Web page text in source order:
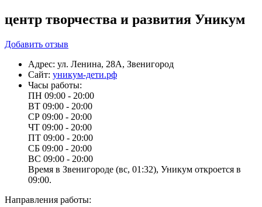
центр творчества и развития Уникум
Добавить отзыв
Адрес: ул. Ленина, 28А, Звенигород
Сайт: уникум-дети.рф
Часы работы:
ПН 09:00 - 20:00
ВТ 09:00 - 20:00
СР 09:00 - 20:00
ЧТ 09:00 - 20:00
ПТ 09:00 - 20:00
СБ 09:00 - 20:00
ВС 09:00 - 20:00
Время в Звенигороде (вс, 01:32), Уникум откроется в
09:00.
Направления работы: